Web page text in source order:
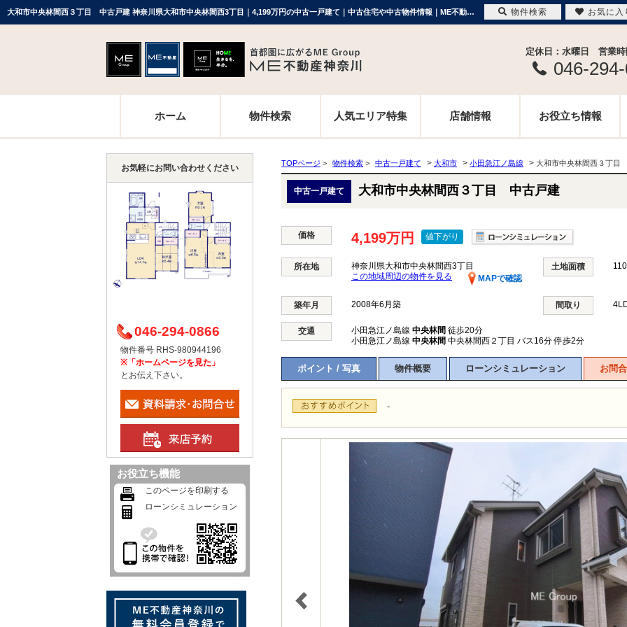
大和市中央林間西３丁目 中古戸建 神奈川県大和市中央林間西3丁目｜4,199万円の中古一戸建て｜中古住宅や中古物件情報｜ME不動産神奈川
定休日：水曜日 営業
046-
ホーム 物件検索 人気エリア特集 店舗情報 お役立ち情報
TOPページ > 物件検索 > 中古一戸建て > 大和市 > 小田急江ノ島線 > 大和市中央林間西３丁目
中古一戸建て 大和市中央林間西３丁目 中古戸建
価格 4,199万円 値下がり
所在地
神奈川県大和市中央林間西3丁目
MAPで確認
この地域周辺の物件を見る
土地面積
築年月 2008年6月築 間取り
交通 小田急江ノ島線 中央林間 徒歩20分
小田急江ノ島線 中央林間 中央林間西２丁目 バス16分 停歩2分
ポイント / 写真 物件概要 ローンシミュレーション お問
-
お気軽にお問い合わせください
046-294-0866
物件番号 RHS-980944196
※「ホームページを見た」
とお伝え下さい。
お役立ち機能
このページを印刷する
ローンシミュレーション
物件検索 お気に入